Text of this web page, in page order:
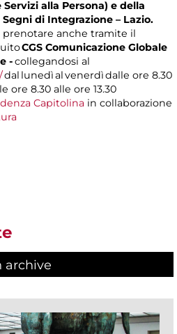
alla Persona) e della
di Integrazione – Lazio.
prenotare anche tramite il
CGS Comunicazione Globale
-collegandosi al
dal lunedì al venerdì dalle ore 8.30
ore 8.30 alle ore 13.30
Capitolina in collaborazione
archive